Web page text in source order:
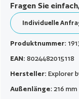
Fragen Sie
Individuelle
Produktnummer:
EAN: 8024482015118
Hersteller: Explorer
Außenlänge:216 mm